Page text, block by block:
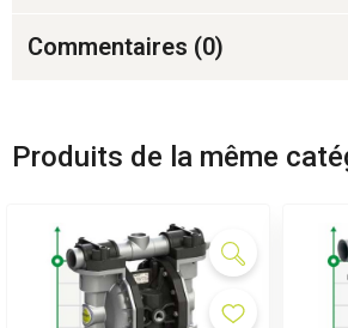
Commentaires (0)
Produits de la même